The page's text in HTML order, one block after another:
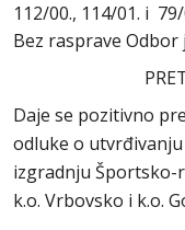
112/00., 114/01. i 79/
Bez rasprave
Daje se pozitivno
odluke o
izgradnju Športsko-
k.o. Vrbovsko i k.o.